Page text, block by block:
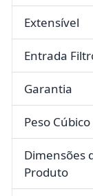
Extensível
Entrada
Garantia
Peso Cúbico
Dimensões
Produto